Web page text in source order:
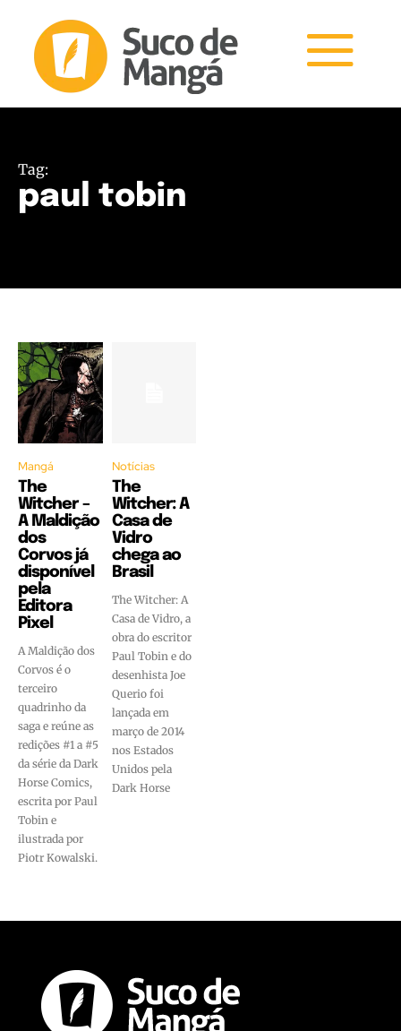
Tag:
paul tobin
Mangá
The
Witcher –
A Maldição
dos
Corvos já
disponível
pela
Editora
Pixel
A Maldição dos
Corvos é o
terceiro
quadrinho da
saga e reúne as
redições #1 a #5
da série da Dark
Horse Comics,
escrita por Paul
Tobin e
ilustrada por
Piotr Kowalski.
Notícias
The
Witcher: A
Casa de
Vidro
chega ao
Brasil
The Witcher: A
Casa de Vidro, a
obra do escritor
Paul Tobin e do
desenhista Joe
Querio foi
lançada em
março de 2014
nos Estados
Unidos pela
Dark Horse